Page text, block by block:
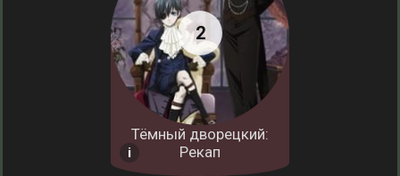
Тёмный дворецкий:
Рекап